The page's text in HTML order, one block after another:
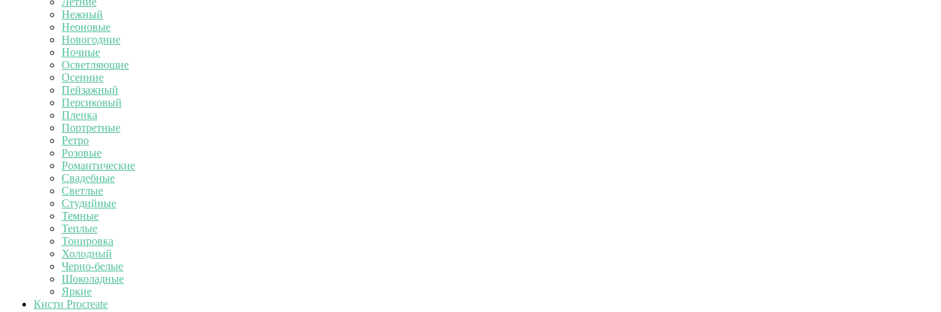
Нежный
Неоновые
Новогодние
Ночные
Осветляющие
Осенние
Пейзажный
Персиковый
Пленка
Портретные
Ретро
Розовые
Романтические
Свадебные
Светлые
Студийные
Темные
Теплые
Тонировка
Холодный
Черно-белые
Шоколадные
Яркие
Кисти Procreate